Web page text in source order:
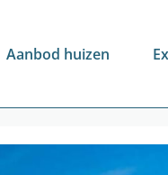
Aanbod huizen